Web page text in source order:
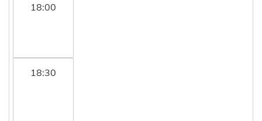
18:00
18:30